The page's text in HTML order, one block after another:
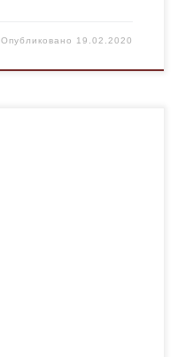
Опубликовано 19.02.2020